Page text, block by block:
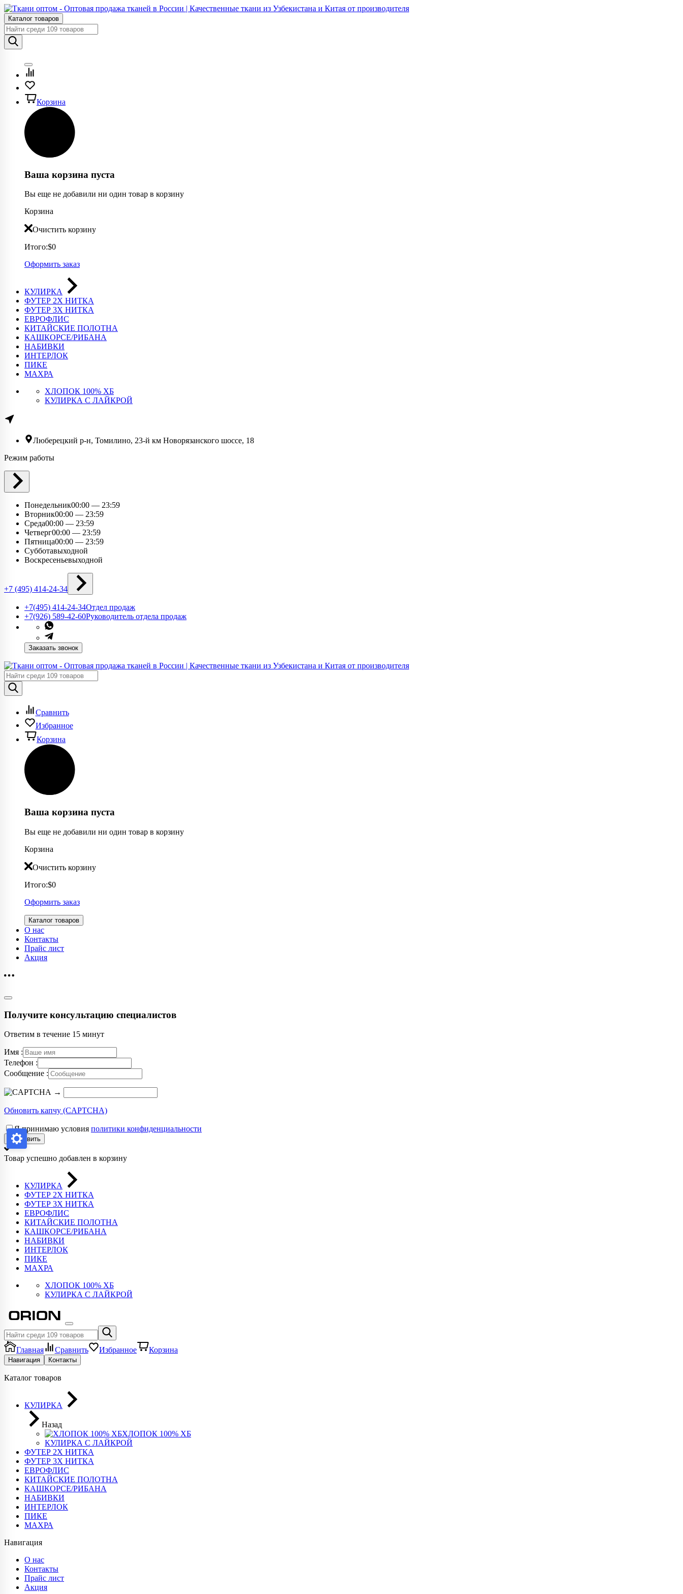
Каталог товаров
Корзина
Ваша корзина пуста
Вы еще не добавили ни один товар в корзину
Корзина
Очистить корзину
Итого:$0
Оформить заказ
КУЛИРКА
ФУТЕР 2Х НИТКА
ФУТЕР 3Х НИТКА
ЕВРОФЛИС
КИТАЙСКИЕ ПОЛОТНА
КАШКОРСЕ/РИБАНА
НАБИВКИ
ИНТЕРЛОК
ПИКЕ
МАХРА
ХЛОПОК 100% ХБ
КУЛИРКА С ЛАЙКРОЙ
Люберецкий р-н, Томилино, 23-й км Новорязанского шоссе, 18​
Режим работы
Понедельник00:00 — 23:59
Вторник00:00 — 23:59
Среда00:00 — 23:59
Четверг00:00 — 23:59
Пятница00:00 — 23:59
Субботавыходной
Воскресеньевыходной
+7 (495) 414-24-34
+7(495) 414-24-34​Отдел продаж
+7(926) 589-42-60Руководитель отдела продаж
Заказать звонок
Сравнить
Избранное
Корзина
Ваша корзина пуста
Вы еще не добавили ни один товар в корзину
Корзина
Очистить корзину
Итого:$0
Оформить заказ
Каталог товаров
О нас
Контакты
Прайс лист
Акция
Получите консультацию специалистов
Ответим в течение 15 минут
Имя :
Телефон :
Сообщение :
→
Обновить капчу (CAPTCHA)
Я принимаю условия политики конфиденциальности
Отправить
Товар успешно добавлен в корзину
КУЛИРКА
ФУТЕР 2Х НИТКА
ФУТЕР 3Х НИТКА
ЕВРОФЛИС
КИТАЙСКИЕ ПОЛОТНА
КАШКОРСЕ/РИБАНА
НАБИВКИ
ИНТЕРЛОК
ПИКЕ
МАХРА
ХЛОПОК 100% ХБ
КУЛИРКА С ЛАЙКРОЙ
Главная Сравнить Избранное Корзина
Навигация Контакты
Каталог товаров
КУЛИРКА
Назад
ХЛОПОК 100% ХБ
КУЛИРКА С ЛАЙКРОЙ
ФУТЕР 2Х НИТКА
ФУТЕР 3Х НИТКА
ЕВРОФЛИС
КИТАЙСКИЕ ПОЛОТНА
КАШКОРСЕ/РИБАНА
НАБИВКИ
ИНТЕРЛОК
ПИКЕ
МАХРА
Навигация
О нас
Контакты
Прайс лист
Акция